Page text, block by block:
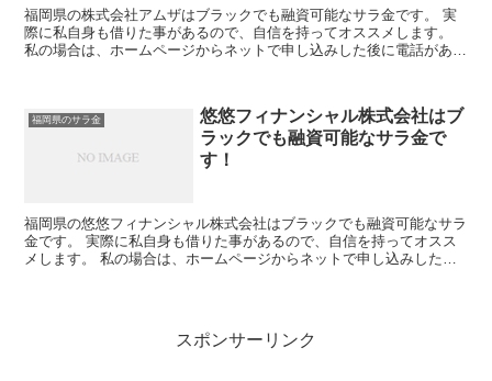
福岡県の株式会社アムザはブラックでも融資可能なサラ金です。 実
際に私自身も借りた事があるので、自信を持ってオススメします。
私の場合は、ホームページからネットで申し込みした後に電話があ
福岡県のサラ金
悠悠フィナンシャル株式会社はブ
ラックでも融資可能なサラ金で
す！
福岡県の悠悠フィナンシャル株式会社はブラックでも融資可能なサラ
金です。 実際に私自身も借りた事があるので、自信を持ってオスス
メします。 私の場合は、ホームページからネットで申し込みした後
スポンサーリンク